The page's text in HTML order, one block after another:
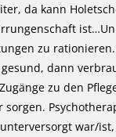
da kann
zu
dann
zu den
war/